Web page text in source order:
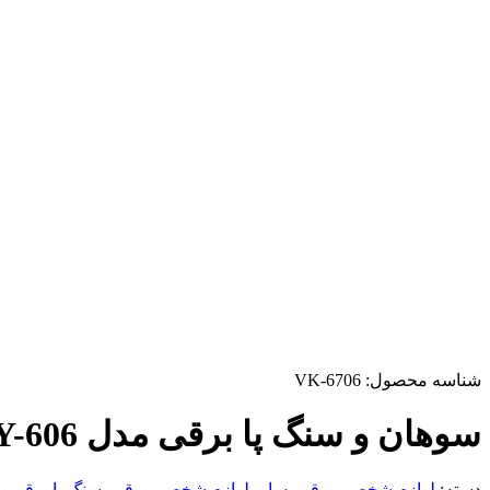
شناسه محصول: VK-6706
سوهان و سنگ پا برقی مدل GY-606